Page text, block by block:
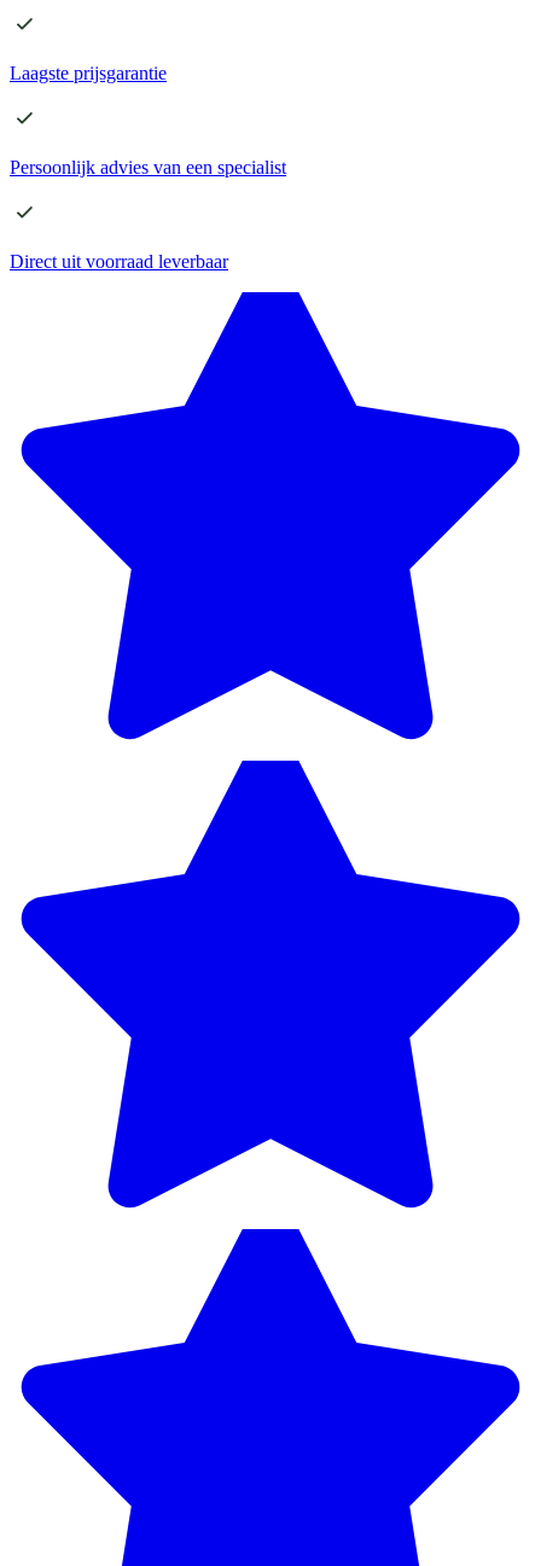
Laagste prijsgarantie
Persoonlijk advies van een specialist
Direct uit voorraad leverbaar